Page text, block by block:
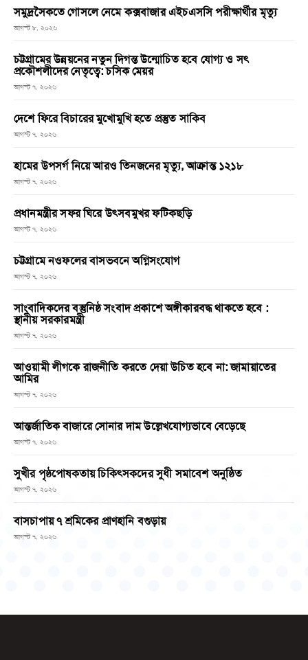
সমুদ্রসৈকতে গোসলে নেমে কক্সবাজার এইচএসসি পরীক্ষার্থীর মৃত্যু
আগস্ট ৮, ২০২৬
চট্টগ্রামের উন্নয়নের নতুন দিগন্ত উন্মোচিত হবে যোগ্য ও সৎ
প্রকৌশলীদের নেতৃত্বে: চসিক মেয়র
আগস্ট ৭, ২০২৬
দেশে ফিরে বিচারের মুখোমুখি হতে প্রস্তুত সাকিব
আগস্ট ৭, ২০২৬
হামের উপসর্গ নিয়ে আরও তিনজনের মৃত্যু, আক্রান্ত ১২১৮
আগস্ট ৭, ২০২৬
প্রধানমন্ত্রীর সফর ঘিরে উৎসবমুখর ফটিকছড়ি
আগস্ট ৭, ২০২৬
চট্টগ্রামে নওফলের বাসভবনে অগ্নিসংযোগ
আগস্ট ৭, ২০২৬
সাংবাদিকদের বস্তুনিষ্ঠ সংবাদ প্রকাশে অঙ্গীকারবদ্ধ থাকতে হবে :
স্থানীয় সরকারমন্ত্রী
আগস্ট ৭, ২০২৬
আওয়ামী লীগকে রাজনীতি করতে দেয়া উচিত হবে না: জামায়াতের
আমির
আগস্ট ৭, ২০২৬
আন্তর্জাতিক বাজারে সোনার দাম উল্লেখযোগ্যভাবে বেড়েছে
আগস্ট ৭, ২০২৬
সুখীর পৃষ্ঠপোষকতায় চিকিৎসকদের সুধী সমাবেশ অনুষ্ঠিত
আগস্ট ৭, ২০২৬
বাসচাপায় ৭ শ্রমিকের প্রাণহানি বগুড়ায়
আগস্ট ৭, ২০২৬